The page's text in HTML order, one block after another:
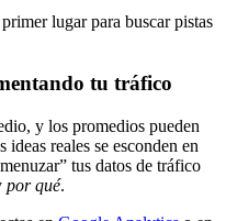
lugar para buscar pistas
tu tráfico
y los promedios pueden
reales se esconden en
tus datos de tráfico
por qué.